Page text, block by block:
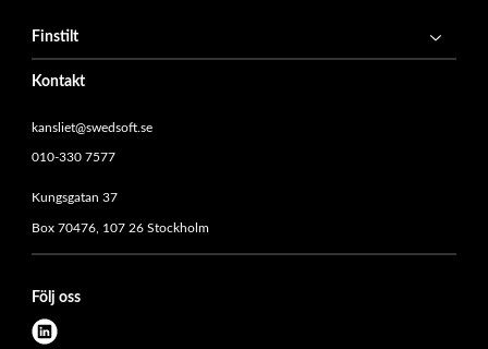
Finstilt
Kontakt
kansliet@swedsoft.se
010-330 7577
Kungsgatan 37
Box 70476, 107 26 Stockholm
Följ oss
l